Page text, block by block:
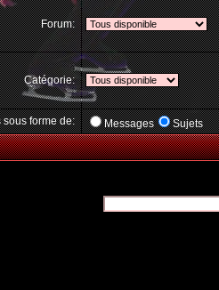
Forum:
Catégorie:
sous forme de: Messages Sujets